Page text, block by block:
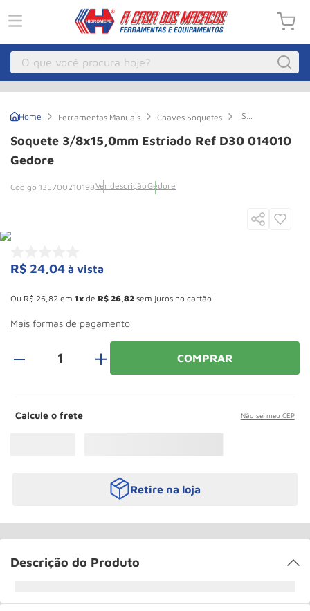
O que você procura hoje?
Ferramentas Manuais Chaves Soquetes
Soquete
Estriado
Ref
Soquete 3/8x15,0mm Estriado Ref D30 014010
Gedore
135700210198Ver descriçãoGedore
R$ 24,04 à vista
Ou R$ 26 82 em 1 de R$ 26 82 sem juros no cartão
Mais formas de pagamento
＋ COMPRAR
Calcule o frete Não sei meu CEP
Retire na loja
Descrição do Produto
3 º Macaco Hidraulico
8 Talha
9º Rodizio
10 º